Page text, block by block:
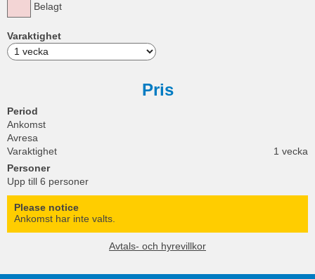
Belagt
Varaktighet
Pris
Period
Ankomst
Avresa
Varaktighet
1 vecka
Personer
Upp till 6 personer
Please notice
Ankomst har inte valts.
Avtals- och hyrevillkor